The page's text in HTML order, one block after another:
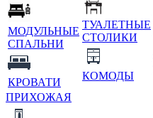
МОДУЛЬНЫЕ
СПАЛЬНИ
КРОВАТИ
ТУАЛЕТНЫЕ
СТОЛИКИ
КОМОДЫ
ПРИХОЖАЯ